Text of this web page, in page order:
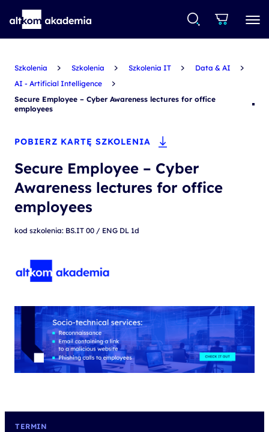
Szkolenia Szkolenia Szkolenia IT
Data & AI
AI - Artificial Intelligence
Secure Employee – Cyber Awareness lectures for office
employees
POBIERZ KARTĘ SZKOLENIA
Secure Employee – Cyber
Awareness lectures for office
employees
kod szkolenia: BS.IT 00 / ENG DL 1d
TERMIN